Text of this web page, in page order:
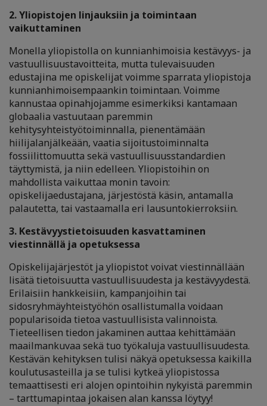
2. Yliopistojen linjauksiin ja toimintaan
vaikuttaminen
Monella yliopistolla on kunnianhimoisia kestävyys- ja
vastuullisuustavoitteita, mutta tulevaisuuden
edustajina me opiskelijat voimme sparrata yliopistoja
kunnianhimoisempaankin toimintaan. Voimme
kannustaa opinahjojamme esimerkiksi kantamaan
globaalia vastuutaan paremmin
kehitysyhteistyötoiminnalla, pienentämään
hiilijalanjälkeään, vaatia sijoitustoiminnalta
fossiilittomuutta sekä vastuullisuusstandardien
täyttymistä, ja niin edelleen. Yliopistoihin on
mahdollista vaikuttaa monin tavoin:
opiskelijaedustajana, järjestöstä käsin, antamalla
palautetta, tai vastaamalla eri lausuntokierroksiin.
3. Kestävyystietoisuuden kasvattaminen
viestinnällä ja opetuksessa
Opiskelijajärjestöt ja yliopistot voivat viestinnällään
lisätä tietoisuutta vastuullisuudesta ja kestävyydestä.
Erilaisiin hankkeisiin, kampanjoihin tai
sidosryhmäyhteistyöhön osallistumalla voidaan
popularisoida tietoa vastuullisista valinnoista.
Tieteellisen tiedon jakaminen auttaa kehittämään
maailmankuvaa sekä tuo työkaluja vastuullisuudesta.
Kestävän kehityksen tulisi näkyä opetuksessa kaikilla
koulutusasteilla ja se tulisi kytkeä yliopistossa
temaattisesti eri alojen opintoihin nykyistä paremmin
– tarttumapintaa jokaisen alan kanssa löytyy!